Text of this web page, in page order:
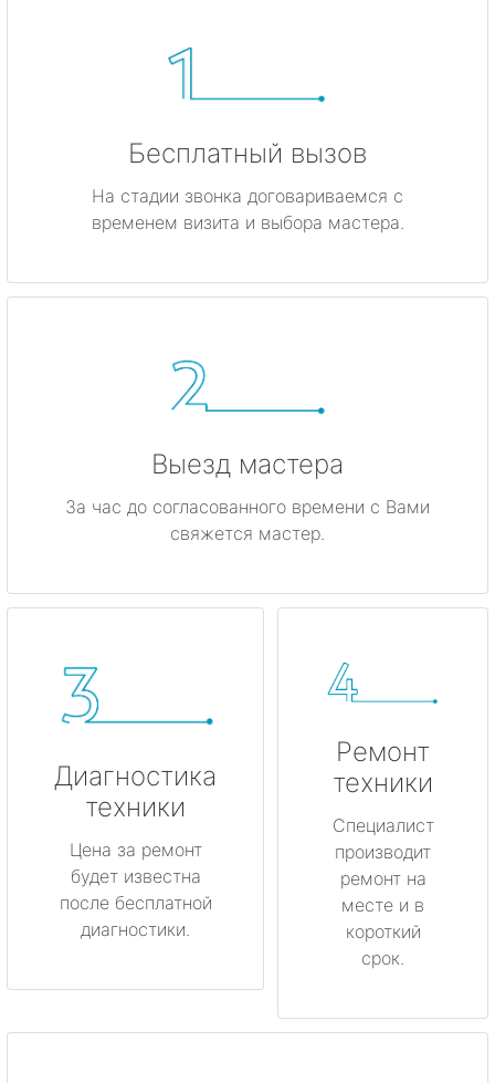
Бесплатный вызов
На стадии звонка договариваемся с
временем визита и выбора мастера.
Выезд мастера
За час до согласованного времени с Вами
свяжется мастер.
Диагностика
техники
Цена за ремонт
будет известна
после бесплатной
диагностики.
Ремонт
техники
Специалист
производит
ремонт на
месте и в
короткий
срок.